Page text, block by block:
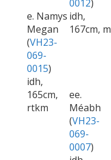
e. Namys
Megan
(VH23-
069-
0015)
idh,
165cm,
rtkm
0012)
idh,
167cm, m
ee.
Méabh
(VH23-
069-
0007)